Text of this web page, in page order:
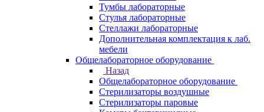
Тумбы лабораторные
Стулья лабораторные
Стеллажи лабораторные
Дополнительная комплектация к лаб.
мебели
Общелабораторное оборудование
Назад
Общелабораторное оборудование
Стерилизаторы воздушные
Стерилизаторы паровые